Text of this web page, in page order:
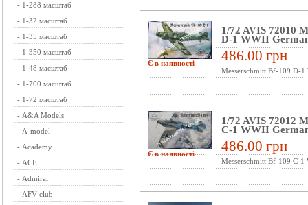
- 1-288 масштаб
- 1-32 масштаб
- 1-35 масштаб
- 1-350 масштаб
- 1-48 масштаб
- 1-700 масштаб
- 1-72 масштаб
- A&A Models
- A-model
- Academy
- ACE
- Admiral
- AFV club
Є в наявності
1/72 AVIS 72010
D-1 WWII
486.00 грн
Messerschmitt Bf-109 D-
Є в наявності
1/72 AVIS 72012
C-1 WWII
486.00 грн
Messerschmitt Bf-109 C-